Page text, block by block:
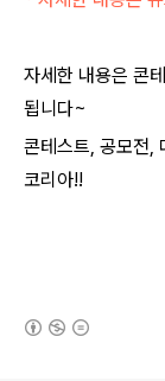
자세한 내용은 콘
됩니다~​
콘테스트, 공모전,
코리아!!